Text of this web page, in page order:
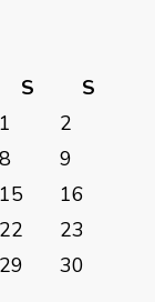
S
S
1
2
8
9
15
16
22
23
29
30